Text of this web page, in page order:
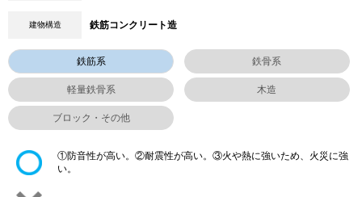
建物構造 鉄筋コンクリート造
鉄筋系 鉄骨系
軽量鉄骨系 木造
ブロック・その他
①防音性が高い。②耐震性が高い。③火や熱に強いため、火災に強
い。